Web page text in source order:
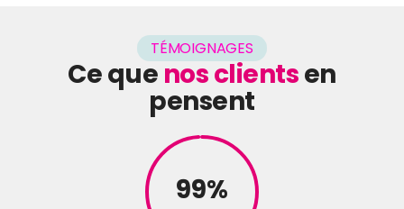
TÉMOIGNAGES
Ce que nos clientsen
pensent
99%